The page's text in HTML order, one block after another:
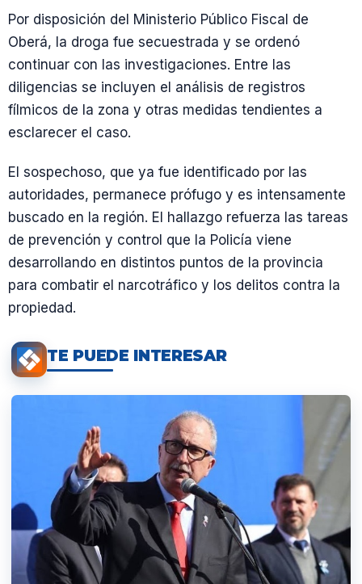
Por disposición del Ministerio Público Fiscal de
Oberá, la droga fue secuestrada y se ordenó
continuar con las investigaciones. Entre las
diligencias se incluyen el análisis de registros
fílmicos de la zona y otras medidas tendientes a
esclarecer el caso.
El sospechoso, que ya fue identificado por las
autoridades, permanece prófugo y es intensamente
buscado en la región. El hallazgo refuerza las tareas
de prevención y control que la Policía viene
desarrollando en distintos puntos de la provincia
para combatir el narcotráfico y los delitos contra la
propiedad.
TE PUEDE INTERESAR